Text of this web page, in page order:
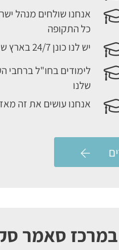
אנחנו שולחים מנהל
כל התקופה
יש לנו כונן 24/7 בארץ שזמין לטלפון שלכם
לימודים בחו"ל ברחבי
שלנו
אנחנו עושים את זה מאז
במרכז סאמר